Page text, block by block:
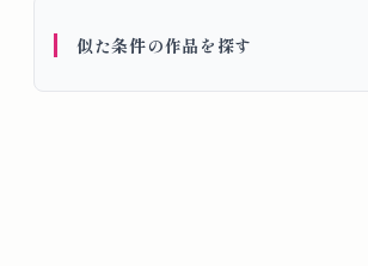
要
似た条件の作品を探す